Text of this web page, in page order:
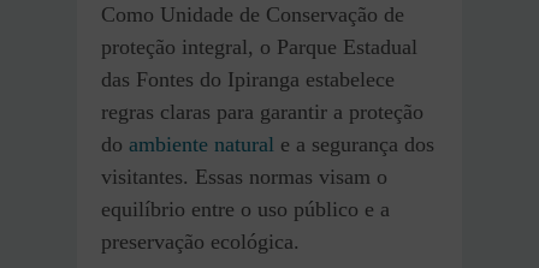
Como Unidade de Conservação de
proteção integral, o Parque Estadual
das Fontes do Ipiranga estabelece
regras claras para garantir a proteção
do ambiente natural e a segurança dos
visitantes. Essas normas visam o
equilíbrio entre o uso público e a
preservação ecológica.